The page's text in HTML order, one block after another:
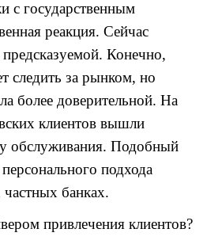
с государственным
реакция. Сейчас
предсказуемой. Конечно,
следить за рынком, но
более доверительной. На
клиентов вышли
обслуживания. Подобный
подхода
банках.
привлечения клиентов?